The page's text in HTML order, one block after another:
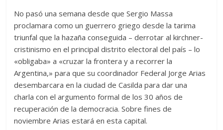
No pasó una semana desde que Sergio Massa
proclamara como un guerrero griego desde la tarima
triunfal que la hazaña conseguida – derrotar al kirchner-
cristinismo en el principal distrito electoral del país – lo
«obligaba» a «cruzar la frontera y a recorrer la
Argentina,» para que su coordinador Federal Jorge Arias
desembarcara en la ciudad de Casilda para dar una
charla con el argumento formal de los 30 años de
recuperación de la democracia. Sobre fines de
noviembre Arias estará en esta capital.